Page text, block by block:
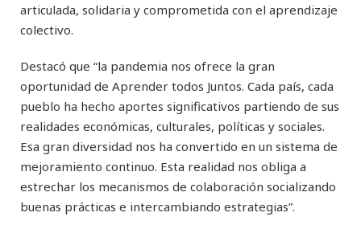
articulada, solidaria y comprometida con el aprendizaje
colectivo.
Destacó que “la pandemia nos ofrece la gran
oportunidad de Aprender todos Juntos. Cada país, cada
pueblo ha hecho aportes significativos partiendo de sus
realidades económicas, culturales, políticas y sociales.
Esa gran diversidad nos ha convertido en un sistema de
mejoramiento continuo. Esta realidad nos obliga a
estrechar los mecanismos de colaboración socializando
buenas prácticas e intercambiando estrategias”.